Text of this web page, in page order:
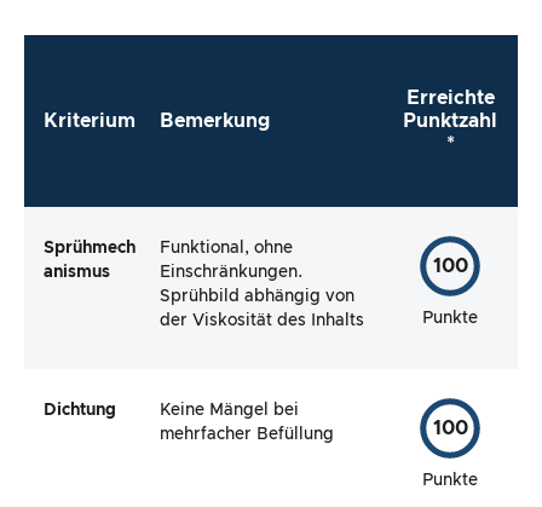
Kriterium Bemerkung
Erreichte
Punktzahl
*
Sprühmech
anismus
Funktional, ohne
Einschränkungen.
Sprühbild abhängig von
der Viskosität des Inhalts
100
Punkte
Dichtung
Keine Mängel bei
mehrfacher Befüllung
100
Punkte